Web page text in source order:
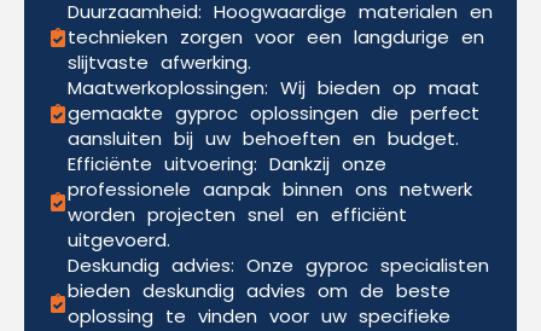
Duurzaamheid: Hoogwaardige materialen en
technieken zorgen voor een langdurige en
slijtvaste afwerking.
Maatwerkoplossingen: Wij bieden op maat
gemaakte gyproc oplossingen die perfect
aansluiten bij uw behoeften en budget.
Efficiënte uitvoering: Dankzij onze
professionele aanpak binnen ons netwerk
worden projecten snel en efficiënt
uitgevoerd.
Deskundig advies: Onze gyproc specialisten
bieden deskundig advies om de beste
oplossing te vinden voor uw specifieke